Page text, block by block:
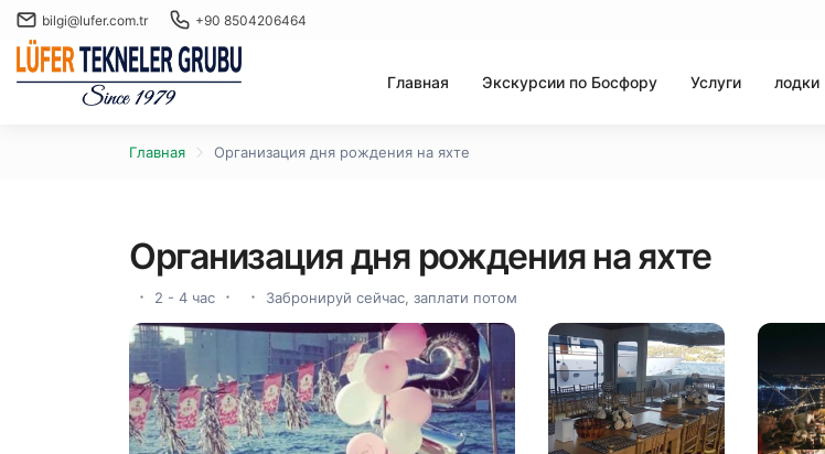
bilgi@lufer.com.tr +90 8504206464
Главная Экскурсии по Босфору Услуги лодки
Главная Организация дня рождения на яхте
Организация дня рождения на яхте
2 - 4 час Забронируй сейчас, заплати потом